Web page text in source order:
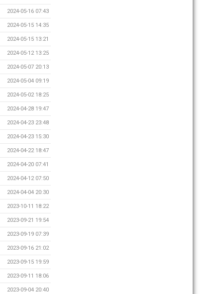
2024-05-16 07:43
2024-05-15 14:35
2024-05-15 13:21
2024-05-12 13:25
2024-05-07 20:13
2024-05-04 09:19
2024-05-02 18:25
2024-04-28 19:47
2024-04-23 23:48
2024-04-23 15:30
2024-04-22 18:47
2024-04-20 07:41
2024-04-12 07:50
2024-04-04 20:30
2023-10-11 18:22
2023-09-21 19:54
2023-09-19 07:39
2023-09-16 21:02
2023-09-15 19:59
2023-09-11 18:06
2023-09-04 20:40